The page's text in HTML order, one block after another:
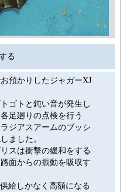
る
預かりしたジャガーXJ
ゴトと鈍い音が発生し
足廻りの点検を行う
ジアスアームのブッシ
ました。
スは衝撃の緩和をする
面からの振動を吸収す
給しかなく高額になる